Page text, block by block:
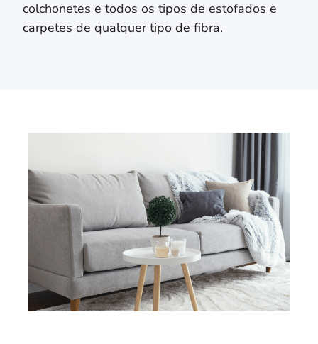
colchonetes e todos os tipos de estofados e
carpetes de qualquer tipo de fibra.